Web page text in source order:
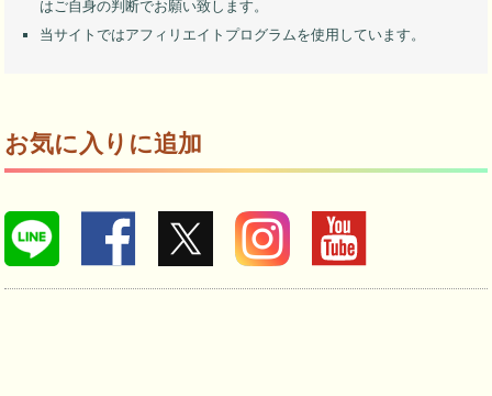
はご自身の判断でお願い致します。
当サイトではアフィリエイトプログラムを使用しています。
お気に入りに追加